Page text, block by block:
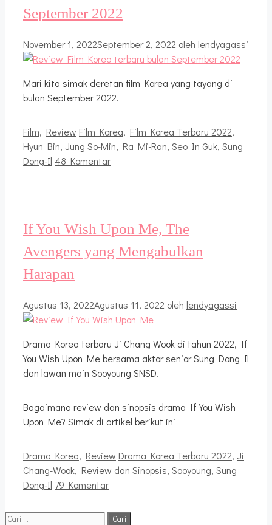
September 2022
November 1, 2022September 2, 2022 oleh lendyagassi
Mari kita simak deretan film Korea yang tayang di
bulan September 2022.
Kategori
Film, Review Tag
Film Korea, Film Korea Terbaru 2022,
Hyun Bin, Jung So-Min, Ra Mi-Ran, Seo In Guk, Sung
Dong-Il 48 Komentar
If You Wish Upon Me, The
Avengers yang Mengabulkan
Harapan
Agustus 13, 2022Agustus 11, 2022 oleh lendyagassi
Drama Korea terbaru Ji Chang Wook di tahun 2022, If
You Wish Upon Me bersama aktor senior Sung Dong Il
dan lawan main Sooyoung SNSD.
Bagaimana review dan sinopsis drama If You Wish
Upon Me? Simak di artikel berikut ini
Kategori
Drama Korea, Review Tag
Drama Korea Terbaru 2022, Ji
Chang-Wook, Review dan Sinopsis, Sooyoung, Sung
Dong-Il 79 Komentar
Cari